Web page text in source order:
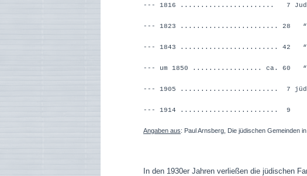
--- 1816 ....................... 7
--- 1823 ........................ 28
--- 1843 ........................ 42
--- um 1850 ................. ca. 60 “
--- 1905 ........................ 7
--- 1914
Angaben aus: Paul Arnsberg, Die jüdischen Gemeinden
In den 1930er Jahren verließen die jüdischen